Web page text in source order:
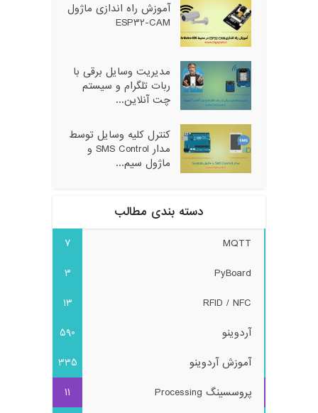
آموزش راه اندازی ماژول
ESP32-CAM
مدیریت وسایل برقی با
ربات تلگرام و سیستم
چت آنلاین...
کنترل کلیه وسایل توسط
مدار SMS Control و
ماژول سیم...
دسته بندی مطالب
MQTT
7
PyBoard
3
RFID / NFC
13
آردوینو
590
آموزش آردوینو
335
پروسسینگ Processing
11